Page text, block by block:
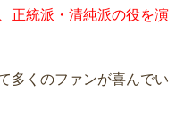
正統派・清純派の役を演
多くのファンが喜んでい